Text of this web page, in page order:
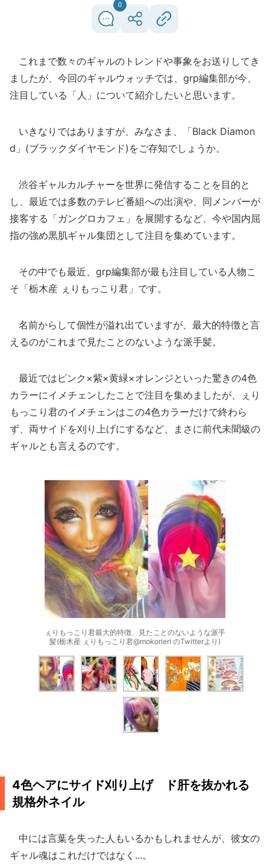
0
これまで数々のギャルのトレンドや事象をお送りしてき
ましたが、今回のギャルウォッチでは、grp編集部が今、
注目している「人」について紹介したいと思います。
いきなりではありますが、みなさま、「Black Diamon
d」(ブラックダイヤモンド)をご存知でしょうか。
渋谷ギャルカルチャーを世界に発信することを目的と
し、最近では多数のテレビ番組への出演や、同メンバーが
接客する「ガングロカフェ」を展開するなど、今や国内屈
指の強め黒肌ギャル集団として注目を集めています。
その中でも最近、grp編集部が最も注目している人物こ
そ「栃木産 ぇりもっこり君」です。
名前からして個性が溢れ出ていますが、最大的特徴と言
えるのがこれまで見たことのないような派手髪。
最近ではピンク×紫×黄緑×オレンジといった驚きの4色
カラーにイメチェンしたことで注目を集めましたが、ぇり
もっこり君のイメチェンはこの4色カラーだけで終わら
ず、両サイドを刈り上げにするなど、まさに前代未聞級の
ギャルとも言えるのです。
ぇりもっこり君最大的特徴、見たことのないような派手
髪(栃木産 ぇりもっこり君@mokorieri のTwitterより)
4色ヘアにサイド刈り上げ ド肝を抜かれる
規格外ネイル
中には言葉を失った人もいるかもしれませんが、彼女の
ギャル魂はこれだけではなく...。